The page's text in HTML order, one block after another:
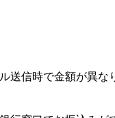
送信時で金額が異な